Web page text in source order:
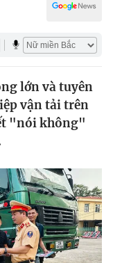
lớn và tuyên
vận tải trên
"nói không"